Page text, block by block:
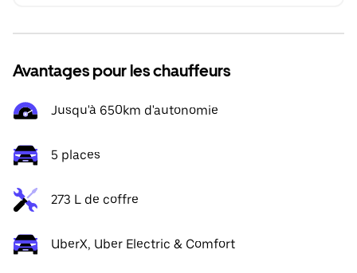
Avantages pour les chauffeurs
Jusqu'à 650km d'autonomie
5 places
273 L de coffre
UberX, Uber Electric & Comfort